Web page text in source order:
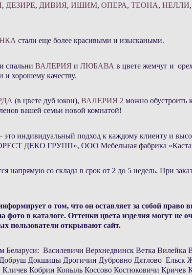
, ДЕЗИРЕ, ДИВИЯ, ИШИМ, ОПЕРА, ТЕОНА, НЕЛЛИ,
стали еще более красивыми и изыскаными.
спальни ВАЛЕРИЯ и ЛЮБАВА в цвете жемчуг и
и хорошему качеству.
(в цвете дуб юкон), ВАЛЕРИЯ 2 можно обустроить
вашей семьи новой комнатой!
это индивидуальный подход к каждому клиенту и
ДЕКО ГРУПП», ООО Мебельная фабрика
напрямую со склада в срок от 2 до 5 недель. При
о том, что он оставляет за собой право
в каталоге. Оттенки цвета изделия могут не
пользователи открывают сайт.
Беларуси: Василевичи Верхнедвинск Ветка
Докшицы Дрогичин Дубровно Дятлово
Кобрин Копыль Коссово Костюковичи